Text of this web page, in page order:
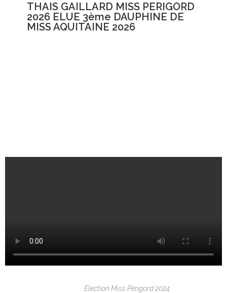
THAIS GAILLARD MISS PERIGORD
2026 ELUE 3ème DAUPHINE DE
MISS AQUITAINE 2026
Election Miss Périgord 2024